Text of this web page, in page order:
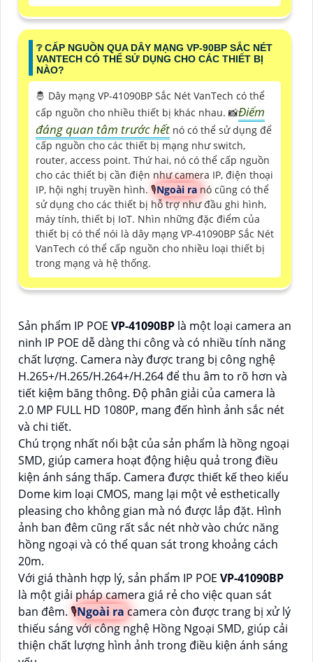
❔ CẤP NGUỒN QUA DÂY MẠNG VP-90BP SẮC NÉT
VANTECH CÓ THỂ SỬ DỤNG CHO CÁC THIẾT BỊ
NÀO?
🤴 Dây mạng VP-41090BP Sắc Nét VanTech có thể
cấp nguồn cho nhiều thiết bị khác nhau. 📸Điểm
đáng quan tâm trước hết nó có thể sử dụng để
cấp nguồn cho các thiết bị mạng như switch,
router, access point. Thứ hai, nó có thể cấp nguồn
cho các thiết bị cần điện như camera IP, điện thoại
IP, hội nghị truyền hình. 🎙Ngoài ra nó cũng có thể
sử dụng cho các thiết bị hỗ trợ như đầu ghi hình,
máy tính, thiết bị IoT. Nhìn những đặc điểm của
thiết bị có thể nói là dây mạng VP-41090BP Sắc Nét
VanTech có thể cấp nguồn cho nhiều loại thiết bị
trong mạng và hệ thống.
Sản phẩm IP POE VP-41090BP là một loại camera an
ninh IP POE dễ dàng thi công và có nhiều tính năng
chất lượng. Camera này được trang bị công nghệ
H.265+/H.265/H.264+/H.264 để thu âm to rõ hơn và
tiết kiệm băng thông. Độ phân giải của camera là
2.0 MP FULL HD 1080P, mang đến hình ảnh sắc nét
và chi tiết.
Chú trọng nhất nổi bật của sản phẩm là hồng ngoại
SMD, giúp camera hoạt động hiệu quả trong điều
kiện ánh sáng thấp. Camera được thiết kế theo kiểu
Dome kim loại CMOS, mang lại một vẻ esthetically
pleasing cho không gian mà nó được lắp đặt. Hình
ảnh ban đêm cũng rất sắc nét nhờ vào chức năng
hồng ngoại và có thể quan sát trong khoảng cách
20m.
Với giá thành hợp lý, sản phẩm IP POE VP-41090BP
là một giải pháp camera giá rẻ cho việc quan sát
ban đêm. 🎙Ngoài ra camera còn được trang bị xử lý
thiếu sáng với công nghệ Hồng Ngoại SMD, giúp cải
thiện chất lượng hình ảnh trong điều kiện ánh sáng